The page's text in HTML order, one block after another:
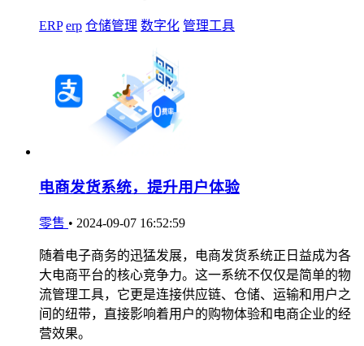
ERP erp 仓储管理 数字化 管理工具
电商发货系统，提升用户体验
零售 • 2024-09-07 16:52:59
随着电子商务的迅猛发展，电商发货系统正日益成为各
大电商平台的核心竞争力。这一系统不仅仅是简单的物
流管理工具，它更是连接供应链、仓储、运输和用户之
间的纽带，直接影响着用户的购物体验和电商企业的经
营效果。